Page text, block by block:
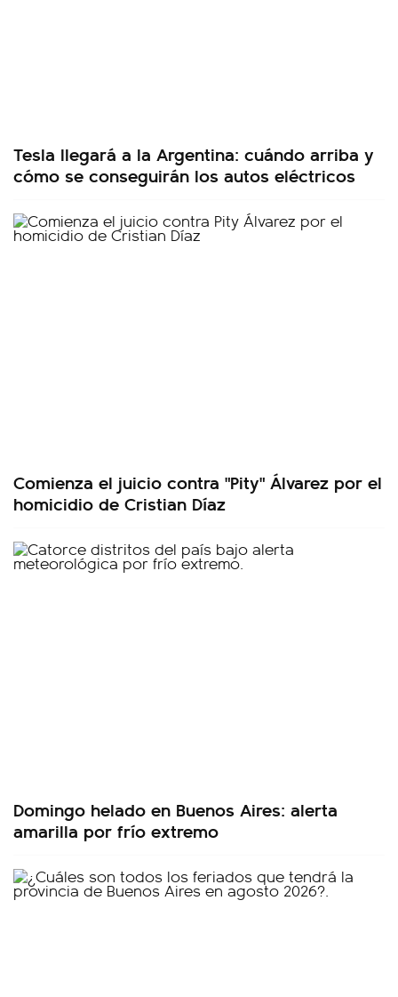
Tesla llegará a la Argentina: cuándo arriba y
cómo se conseguirán los autos eléctricos
Comienza el juicio contra "Pity" Álvarez por el
homicidio de Cristian Díaz
Domingo helado en Buenos Aires: alerta
amarilla por frío extremo